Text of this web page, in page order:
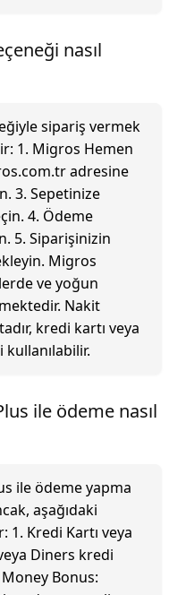
nasıl
sipariş vermek
1. Migros Hemen
adresine
3. Sepetinize
4. Ödeme
5. Siparişinizin
Migros
ve yoğun
Nakit
kredi kartı veya
ile ödeme nasıl
ile ödeme yapma
aşağıdaki
Kredi Kartı veya
Diners kredi
Bonus: